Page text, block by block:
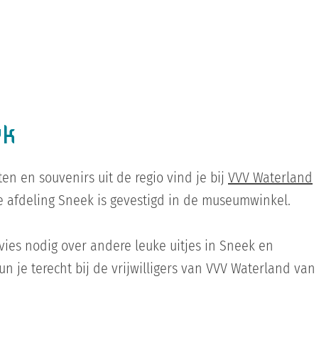
en souvenirs uit de regio vind je bij VVV Waterland
afdeling Sneek is gevestigd in de museumwinkel.
nodig over andere leuke uitjes in Sneek en
je terecht bij de vrijwilligers van VVV Waterland van